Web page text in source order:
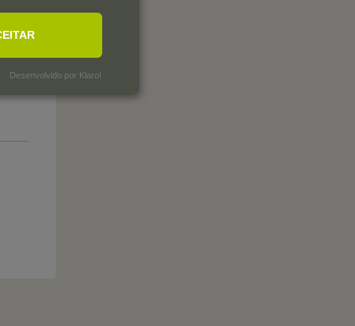
Desenvolvido por Klaro!